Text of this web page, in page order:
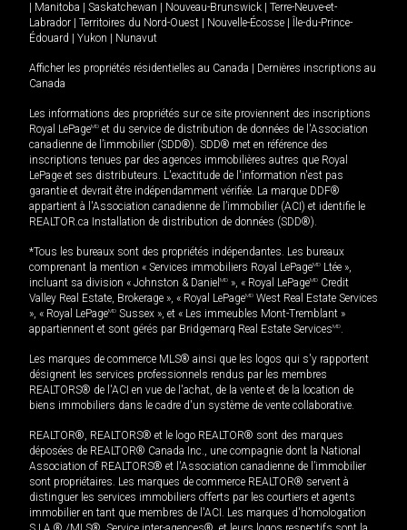
Manitoba Saskatchewan Nouveau-Brunswick
Terre-Neuve-et-
Labrador
Territoires du Nord-Ouest Nouvelle-Écosse
Île-du-Prince-
Édouard
Yukon Nunavut
Afficher les propriétés résidentielles au Canada
Dernières inscriptions au
Canada
Les informations des propriétés sur ce site proviennent des inscriptions
Royal LePageMD et du service de distribution de données de l'Association
canadienne de l’immobilier (SDD®). SDD® met en référence des
inscriptions tenues par des agences immobilières autres que Royal
LePage et ses distributeurs. L'exactitude de l'information n'est pas
garantie et devrait être indépendamment vérifiée. La marque DDF®
appartient à l'Association canadienne de l’immobilier (ACI) et identifie le
REALTOR.ca Installation de distribution de données (SDD®).
*Tous les bureaux sont des propriétés indépendantes. Les bureaux
comprenant la mention « Services immobiliers Royal LePageMD Ltée »,
incluant sa division « Johnston & Daniel MD », « Royal LePageMD Credit
Valley Real Estate, Brokerage », « Royal LePageMD West Real Estate Services
», « Royal LePageMD Sussex », et « Les immeubles Mont-Tremblant »
appartiennent et sont gérés par Bridgemarq Real Estate ServicesMD.
Les marques de commerce MLS® ainsi que les logos qui s'y rapportent
désignent les services professionnels rendus par les membres
REALTORS® de l'ACI en vue de l'achat, de la vente et de la location de
biens immobiliers dans le cadre d'un système de vente collaborative.
REALTOR®, REALTORS® et le logo REALTOR® sont des marques
déposées de REALTOR® Canada Inc., une compagnie dont la National
Association of REALTORS® et l'Association canadienne de l’immobilier
sont propriétaires. Les marques de commerce REALTOR® servent à
distinguer les services immobiliers offerts par les courtiers et agents
immobilier en tant que membres de l'ACI. Les marques d'homologation